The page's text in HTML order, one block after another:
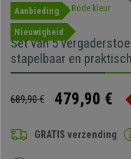
Aanbieding
Nieuwigheid
Set van 5
stapelbaar en
689,90 € 479,90 €
GRATIS verzending